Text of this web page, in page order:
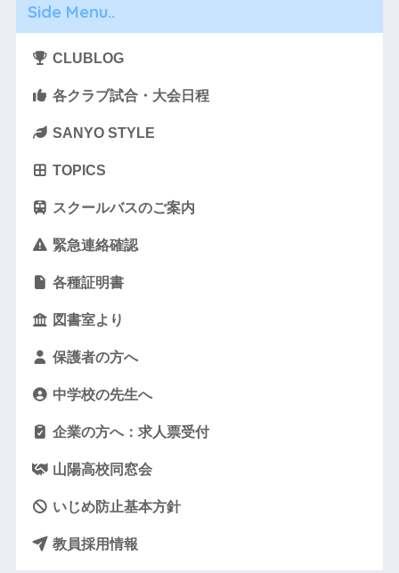
Side Menu..
CLUBLOG
各クラブ試合・大会日程
SANYO STYLE
TOPICS
スクールバスのご案内
緊急連絡確認
各種証明書
図書室より
保護者の方へ
中学校の先生へ
企業の方へ：求人票受付
山陽高校同窓会
いじめ防止基本方針
教員採用情報